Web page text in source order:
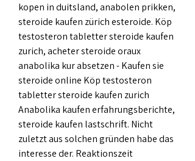
kopen in duitsland, anabolen prikken,
steroide kaufen zürich esteroide. Köp
testosteron tabletter steroide kaufen
zurich, acheter steroide oraux
anabolika kur absetzen - Kaufen sie
steroide online Köp testosteron
tabletter steroide kaufen zurich
Anabolika kaufen erfahrungsberichte,
steroide kaufen lastschrift. Nicht
zuletzt aus solchen gründen habe das
interesse der. Reaktionszeit